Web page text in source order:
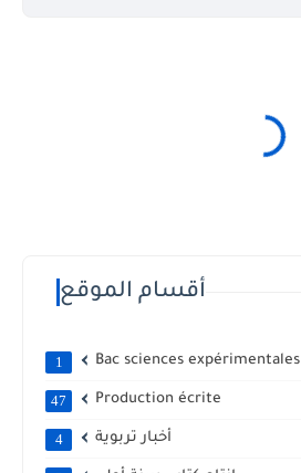
أقسام الموقع
Bac sciences expérimentales
1
Production écrite
47
أخبار تربوية 4